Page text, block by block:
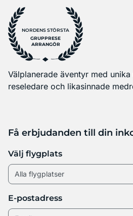
NORDENS STÖRSTA
GRUPPRESE
ARRANGÖR
Välplanerade äventyr med
reseledare och likasinnade
Få erbjudanden till din
Välj flygplats
E-postadress